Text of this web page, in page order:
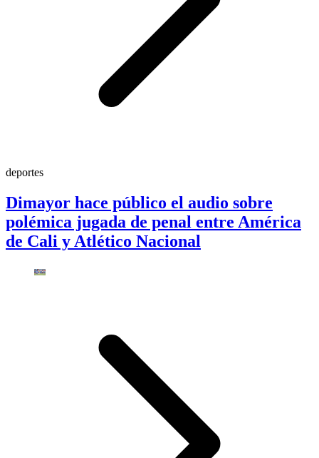
deportes
Dimayor hace público el audio sobre
polémica jugada de penal entre América
de Cali y Atlético Nacional